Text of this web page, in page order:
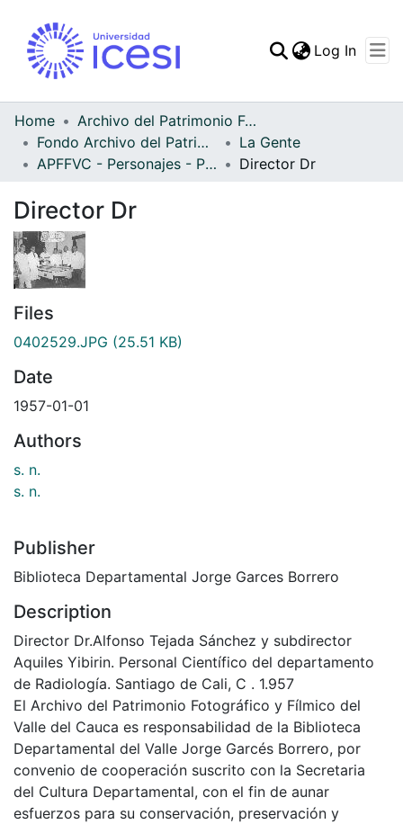
Statistics
Log In
Home
Archivo del Patrimonio Fotográfico y Fílmico del Valle del Cauca
Fondo Archivo del Patrimonio Fotográfico y Fílmico del Valle del Cauca
La Gente
APFFVC - Personajes - Patrimonial
Director Dr
Director Dr
Files
0402529.JPG (25.51 KB)
Date
1957-01-01
Authors
s. n.
s. n.
Publisher
Biblioteca Departamental Jorge Garces Borrero
Description
Director Dr.Alfonso Tejada Sánchez y subdirector
Aquiles Yibirin. Personal Científico del departamento
de Radiología. Santiago de Cali, C . 1.957
El Archivo del Patrimonio Fotográfico y Fílmico del
Valle del Cauca es responsabilidad de la Biblioteca
Departamental del Valle Jorge Garcés Borrero, por
convenio de cooperación suscrito con la Secretaria
del Cultura Departamental, con el fin de aunar
esfuerzos para su conservación, preservación y